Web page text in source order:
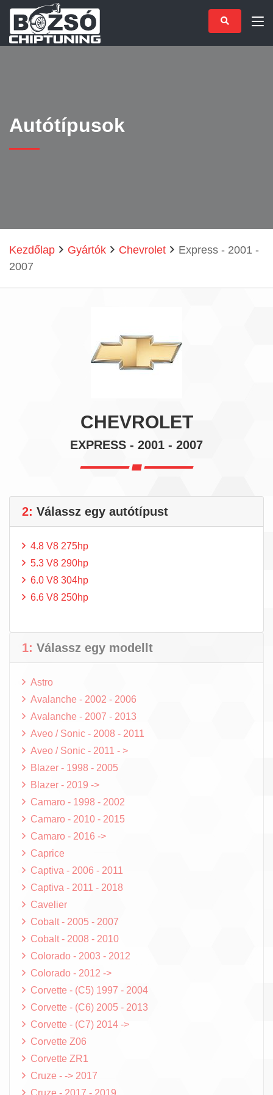
Autótípusok
Kezdőlap Gyártók Chevrolet
Express - 2001 -
2007
CHEVROLET
EXPRESS - 2001 - 2007
1: Válassz egy modellt
Astro
Avalanche - 2002 - 2006
Avalanche - 2007 - 2013
Aveo / Sonic - 2008 - 2011
Aveo / Sonic - 2011 - >
Blazer - 1998 - 2005
Blazer - 2019 ->
Camaro - 1998 - 2002
Camaro - 2010 - 2015
Camaro - 2016 ->
Caprice
Captiva - 2006 - 2011
Captiva - 2011 - 2018
Cavelier
Cobalt - 2005 - 2007
Cobalt - 2008 - 2010
Colorado - 2003 - 2012
Colorado - 2012 ->
Corvette - (C5) 1997 - 2004
Corvette - (C6) 2005 - 2013
Corvette - (C7) 2014 ->
Corvette Z06
Corvette ZR1
Cruze - -> 2017
Cruze - 2017 - 2019
2: Válassz egy autótípust
4.8 V8 275hp
5.3 V8 290hp
6.0 V8 304hp
6.6 V8 250hp